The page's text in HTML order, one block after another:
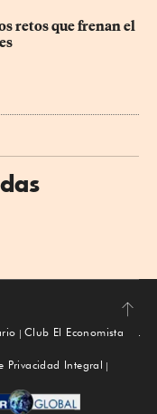
retos que frenan el
Subir
Club El Economista
Privacidad Integral